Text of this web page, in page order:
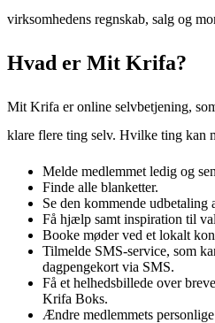
virksomhedens regnskab, salg og
Hvad er Mit Krifa?
Mit Krifa er online selvbetjening,
klare flere ting selv. Hvilke ting kan
Melde medlemmet ledig og
Finde alle blanketter.
Se den kommende udbetaling
Få hjælp samt inspiration til
Booke møder ved et lokalt
Tilmelde SMS-service, som
dagpengekort via SMS.
Få et helhedsbillede over
Krifa Boks.
Ændre medlemmets